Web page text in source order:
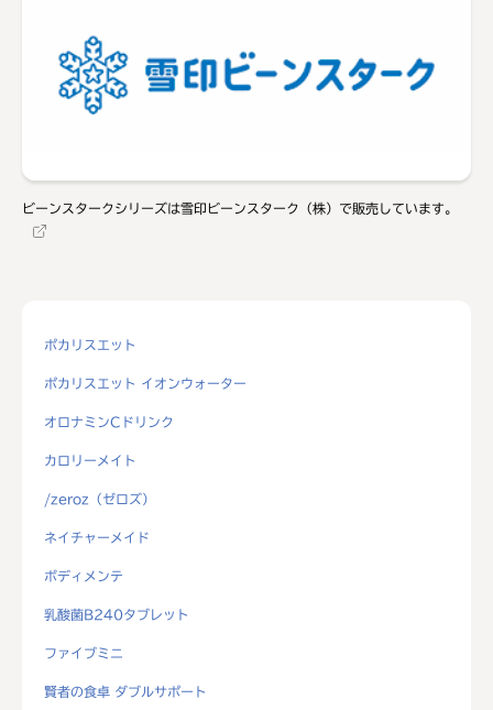
ビーンスタークシリーズは雪印ビーンスターク（株）で販売しています。
ポカリスエット
ポカリスエット イオンウォーター
オロナミンCドリンク
カロリーメイト
/zeroz（ゼロズ）
ネイチャーメイド
ボディメンテ
乳酸菌B240タブレット
ファイブミニ
賢者の食卓 ダブルサポート